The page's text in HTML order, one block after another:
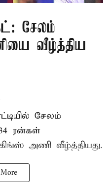
சேலம்
வீழ்த்திய
சேலம்
ரன்கள்
அணி வீழ்த்தியது.